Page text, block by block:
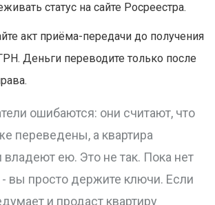
статус на сайте Росреестра.
акт приёма-передачи до получения
Деньги переводите только после
ошибаются: они считают, что
переведены, а квартира
владеют ею. Это не так. Пока нет
вы просто держите ключи. Если
и продаст квартиру